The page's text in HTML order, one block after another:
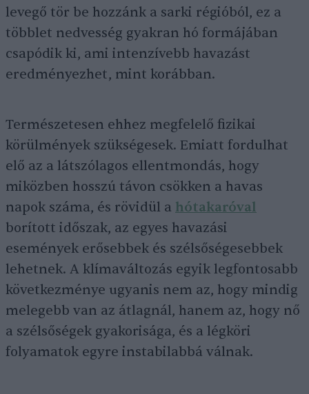
levegő tör be hozzánk a sarki régióból, ez a
többlet nedvesség gyakran hó formájában
csapódik ki, ami intenzívebb havazást
eredményezhet, mint korábban.
Természetesen ehhez megfelelő fizikai
körülmények szükségesek. Emiatt fordulhat
elő az a látszólagos ellentmondás, hogy
miközben hosszú távon csökken a havas
napok száma, és rövidül a hótakaróval
borított időszak, az egyes havazási
események erősebbek és szélsőségesebbek
lehetnek. A klímaváltozás egyik legfontosabb
következménye ugyanis nem az, hogy mindig
melegebb van az átlagnál, hanem az, hogy nő
a szélsőségek gyakorisága, és a légköri
folyamatok egyre instabilabbá válnak.